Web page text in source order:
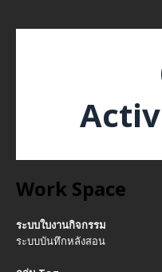
Work Space
ระบบใบงานกิจกรรม
ระบบบันทึกหลังสอน